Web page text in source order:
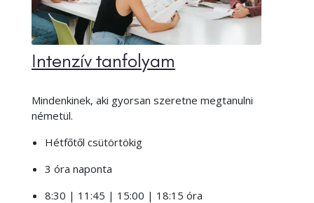
Intenzív tanfolyam
Mindenkinek, aki gyorsan szeretne megtanulni
németül.
Hétfőtől csütörtökig
3 óra naponta
8:30 | 11:45 | 15:00 | 18:15 óra